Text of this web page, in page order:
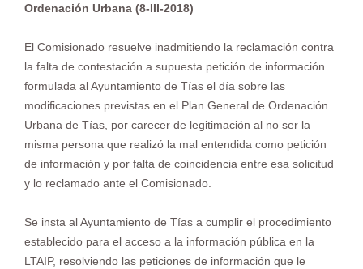
Ordenación Urbana (8-III-2018)
El Comisionado resuelve inadmitiendo la reclamación contra
la falta de contestación a supuesta petición de información
formulada al Ayuntamiento de Tías el día sobre las
modificaciones previstas en el Plan General de Ordenación
Urbana de Tías, por carecer de legitimación al no ser la
misma persona que realizó la mal entendida como petición
de información y por falta de coincidencia entre esa solicitud
y lo reclamado ante el Comisionado.
Se insta al Ayuntamiento de Tías a cumplir el procedimiento
establecido para el acceso a la información pública en la
LTAIP, resolviendo las peticiones de información que le